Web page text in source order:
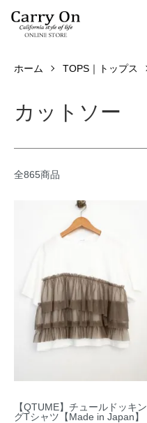
ホーム TOPS｜トップス
カットソー
全865商品
【QTUME】チュールドッキン
グTシャツ【Made in Japan】